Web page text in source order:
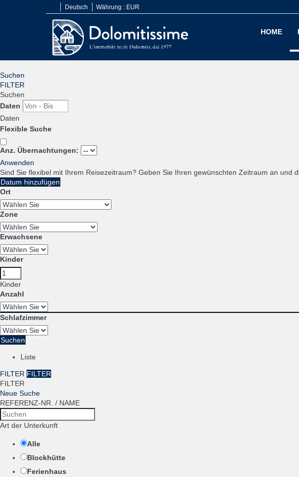
Deutsch Währung : EUR
HOME
Suchen
FILTER
Suchen
Daten
Daten
Flexible Suche
Anz. Übernachtungen:
Anwenden
Sind Sie flexibel mit Ihrem Reisezeitraum? Geben Sie Ihren gewünschten Zeitraum an und
Datum hinzufügen
Ort
Zone
Erwachsene
Kinder
Kinder
Anzahl
Schlafzimmer
Suchen
Liste
FILTER FILTER
FILTER
Neue Suche
REFERENZ-NR. / NAME
Art der Unterkunft
Alle
Blockhütte
Ferienhaus